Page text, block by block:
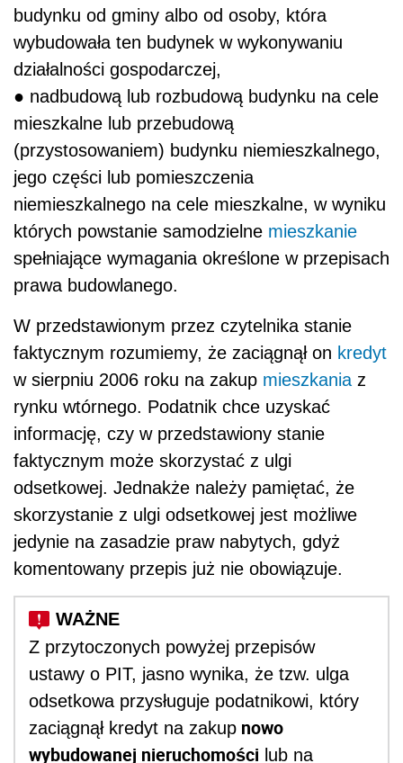
budynku od gminy albo od osoby, która
wybudowała ten budynek w wykonywaniu
działalności gospodarczej,
● nadbudową lub rozbudową budynku na cele
mieszkalne lub przebudową
(przystosowaniem) budynku niemieszkalnego,
jego części lub pomieszczenia
niemieszkalnego na cele mieszkalne, w wyniku
których powstanie samodzielne mieszkanie
spełniające wymagania określone w przepisach
prawa budowlanego.
W przedstawionym przez czytelnika stanie
faktycznym rozumiemy, że zaciągnął on kredyt
w sierpniu 2006 roku na zakup mieszkania z
rynku wtórnego. Podatnik chce uzyskać
informację, czy w przedstawiony stanie
faktycznym może skorzystać z ulgi
odsetkowej. Jednakże należy pamiętać, że
skorzystanie z ulgi odsetkowej jest możliwe
jedynie na zasadzie praw nabytych, gdyż
komentowany przepis już nie obowiązuje.
Z przytoczonych powyżej przepisów
ustawy o PIT, jasno wynika, że tzw. ulga
odsetkowa przysługuje podatnikowi, który
zaciągnął kredyt na zakup nowo
wybudowanej nieruchomości lub na